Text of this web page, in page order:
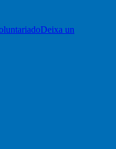
Deixa un